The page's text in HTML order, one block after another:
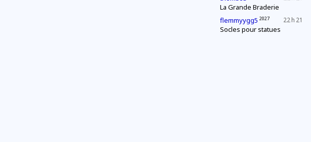
La Grande Braderie
22 h 21
flemmyygg5 2027
Socles pour statues